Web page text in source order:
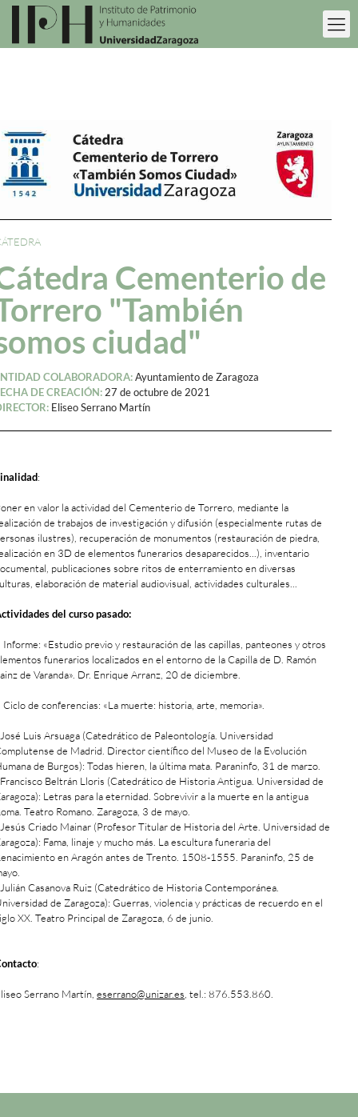
Cementerio de
"También
ciudad"
COLABORADORA:Ayuntamiento de Zaragoza
DE CREACIÓN: 27 de octubre de 2021
Eliseo Serrano Martín
:
en valor la actividad del Cementerio de Torrero, mediante la
de trabajos de investigación y difusión (especialmente rutas de
ilustres), recuperación de monumentos (restauración de piedra,
en 3D de elementos funerarios desaparecidos...), inventario
publicaciones sobre ritos de enterramiento en diversas
elaboración de material audiovisual, actividades culturales...
del curso pasado:
Informe: «Estudio previo y restauración de las capillas, panteones y otros
funerarios localizados en el entorno de la Capilla de D. Ramón
de Varanda». Dr. Enrique Arranz, 20 de diciembre.
Ciclo de conferencias: «La muerte: historia, arte, memoria».
Luis Arsuaga (Catedrático de Paleontología. Universidad
de Madrid. Director científico del Museo de la Evolución
de Burgos): Todas hieren, la última mata. Paraninfo, 31 de marzo.
Beltrán Lloris (Catedrático de Historia Antigua. Universidad de
Letras para la eternidad. Sobrevivir a la muerte en la antigua
Teatro Romano. Zaragoza, 3 de mayo.
Criado Mainar (Profesor Titular de Historia del Arte. Universidad de
Fama, linaje y mucho más. La escultura funeraria del
en Aragón antes de Trento. 1508-1555. Paraninfo, 25 de
Casanova Ruiz (Catedrático de Historia Contemporánea.
de Zaragoza): Guerras, violencia y prácticas de recuerdo en el
XX. Teatro Principal de Zaragoza, 6 de junio.
:
Serrano Martín, eserrano@unizar.es , tel.: 876.553.860.